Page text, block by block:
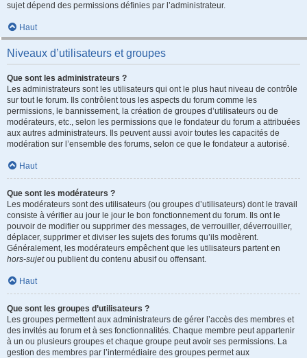
sujet dépend des permissions définies par l’administrateur.
Haut
Niveaux d’utilisateurs et groupes
Que sont les administrateurs ?
Les administrateurs sont les utilisateurs qui ont le plus haut niveau de contrôle
sur tout le forum. Ils contrôlent tous les aspects du forum comme les
permissions, le bannissement, la création de groupes d’utilisateurs ou de
modérateurs, etc., selon les permissions que le fondateur du forum a attribuées
aux autres administrateurs. Ils peuvent aussi avoir toutes les capacités de
modération sur l’ensemble des forums, selon ce que le fondateur a autorisé.
Haut
Que sont les modérateurs ?
Les modérateurs sont des utilisateurs (ou groupes d’utilisateurs) dont le travail
consiste à vérifier au jour le jour le bon fonctionnement du forum. Ils ont le
pouvoir de modifier ou supprimer des messages, de verrouiller, déverrouiller,
déplacer, supprimer et diviser les sujets des forums qu’ils modèrent.
Généralement, les modérateurs empêchent que les utilisateurs partent en
hors-sujetou publient du contenu abusif ou offensant.
Haut
Que sont les groupes d’utilisateurs ?
Les groupes permettent aux administrateurs de gérer l’accès des membres et
des invités au forum et à ses fonctionnalités. Chaque membre peut appartenir
à un ou plusieurs groupes et chaque groupe peut avoir ses permissions. La
gestion des membres par l’intermédiaire des groupes permet aux